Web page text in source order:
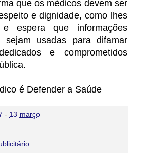
que os médicos devem ser
e dignidade, como lhes
espera que informações
sejam usadas para difamar
e comprometidos
é Defender a Saúde
- 13 março